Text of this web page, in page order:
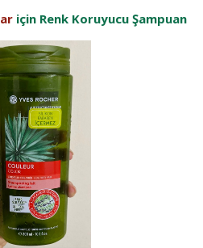
için Renk Koruyucu Şampuan